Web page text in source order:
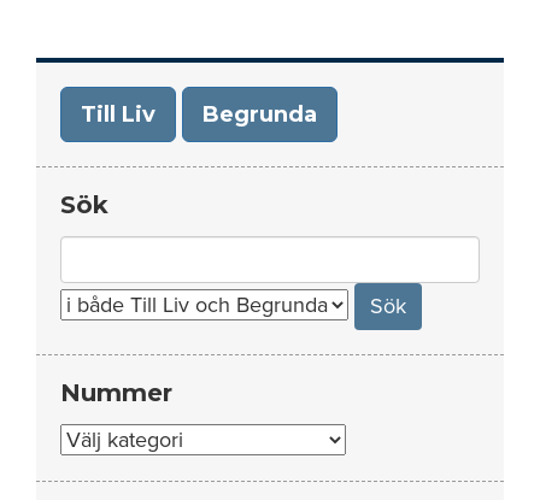
Till Liv Begrunda
Sök
for:
Nummer
Nummer